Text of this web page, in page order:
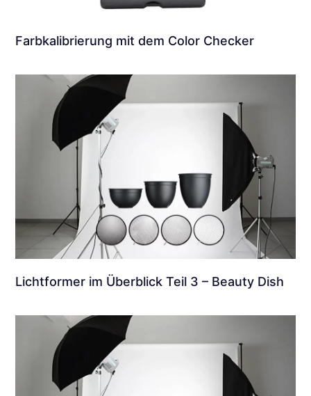
Farbkalibrierung mit dem Color Checker
Lichtformer im Überblick Teil 3 – Beauty Dish